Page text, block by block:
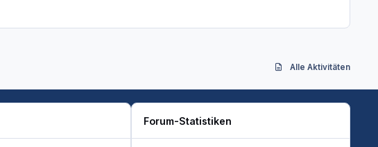
Alle Aktivitäten
Forum-Statistiken